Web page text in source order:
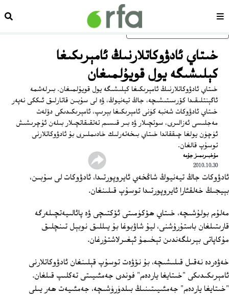
ئاساسلىق مەزمۇنغا ئاتلاڭسەھىپە
خىتاي ئادۋوكاتلارنىڭ ئامېرىكىغا
كېلىشىگە يول قويۇلمىغان
خىتاي ئادۋوكاتلارنىڭ ئامېرىكىغا كېلىشىگە يول قويۇلمىغان. بىرلەشمە
ئاگېنتلىقىدا كۆرسىتىشىچە، جاڭ تيەنيوڭ، ۋە لى سۇبىن قاتارلىق ئىككى نەپەر
خىتاي ئادۋوكات شەنبە كۈنى ئامېرىكىغا بېرىپ، ئامېرىكىدىكى دۆلەت
مەجلىسى ئەزالىرى، سوتچىلار ۋە بىر قىسىم تەتقىقاتچىلار بىلەن ئۇچرىشىش
ئۈچۈن يولغا چىققاندا خىتاي بىخەتەرلىك خادىملىرى بۇ ئادۋوكاتلارنى
توسۇپ قالغان.
ﻣﯘﺧﺒﯩﺮﯨﻤﯩﺰ ﺟﯘﻣﻪ
2010.10.30
ئادۋوكات جاڭ تيەنيوڭ شاڭخەي ئايروپورتىدا، ئادۋوكات لى سۇبىن،
بېيجىڭ خەلقئارا ئايروپورتىدا توسۇپ قىلىنغان.
مەلۇم بولۇشىچە، خىتاي ھۆكۈمىتى ئۆكتىچى ۋە پائالىيەتچىلەرگە
قارىتىلغان باستۇرۇشنى، ليۇ شاۋبوغا بۇ يىللىق نوبېل تىنچلىق
مۇكاپاتى بېرىلگەندىن تېخىمۇ ئېغىرلاشتۇرغان.
خەۋەردە نەقىل قىلىشىچە، بۇ نۆۋەت توسۇپ قېلىنغان ئادۋوكاتلارنى
ئامېرىكىدىكى "خىتايغا ياردەم" فوندى جەمئىيىتى تەكلىپ قىلغان.
"خىتايغا ياردەم" جەمئىيىتىنىڭ بىلدۈرۈشىچە، جەمئىيەت ھەر يىلى